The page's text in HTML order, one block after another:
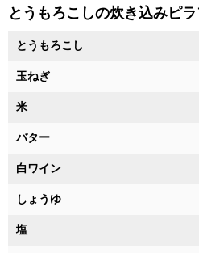
とうもろこしの炊き込みピ
とうもろこし
玉ねぎ
米
バター
白ワイン
しょうゆ
塩